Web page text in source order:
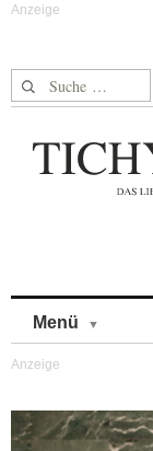
Suche nach:
Menü